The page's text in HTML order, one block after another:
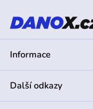
t
Informace
Další odkazy